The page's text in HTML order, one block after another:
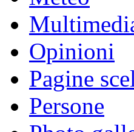
Opinioni
Pagine
Persone